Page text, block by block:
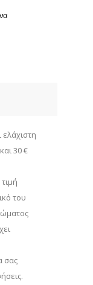
30 €
του
σας